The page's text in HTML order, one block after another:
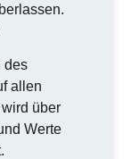
des
allen
über
Werte